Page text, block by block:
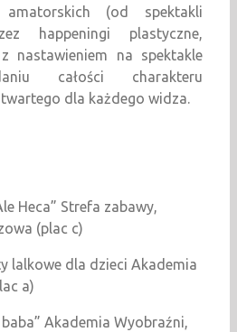
(od spektakli
happeningi plastyczne,
nastawieniem na spektakle
całości charakteru
dla każdego widza.
Heca” Strefa zabawy,
(plac c)
lalkowe dla dzieci Akademia
a)
Akademia Wyobraźni,